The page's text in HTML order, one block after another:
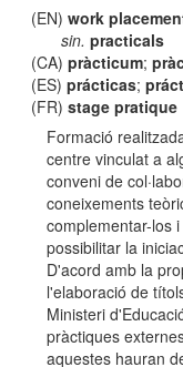
(EN)work
sin. practicals
(CA)pràcticum;
(ES)prácticas;
(FR)stage pratique
Formació
centre vinculat a
conveni de
coneixements
complementar-los
possibilitar la
D'acord amb la
l'elaboració de
Ministeri
pràctiques
aquestes hauran